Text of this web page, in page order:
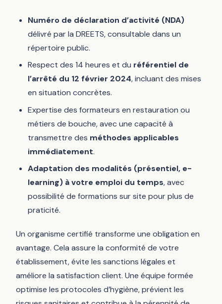
Numéro de déclaration d’activité (NDA)
délivré par la DREETS, consultable dans un
répertoire public.
Respect des 14 heures et du référentiel de
l’arrêté du 12 février 2024, incluant des mises
en situation concrètes.
Expertise des formateurs en restauration ou
métiers de bouche, avec une capacité à
transmettre des méthodes applicables
immédiatement.
Adaptation des modalités (présentiel, e-
learning) à votre emploi du temps, avec
possibilité de formations sur site pour plus de
praticité.
Un organisme certifié transforme une obligation en
avantage. Cela assure la conformité de votre
établissement, évite les sanctions légales et
améliore la satisfaction client. Une équipe formée
optimise les protocoles d’hygiène, prévient les